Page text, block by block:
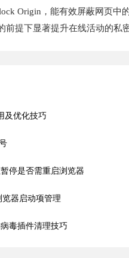
Origin，能有效屏蔽网页中
提下显著提升在线活动的私密
及优化技巧
停是否需重启浏览器
览器启动项管理
毒插件清理技巧